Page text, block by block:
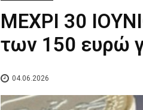
ΜΕΧΡΙ 30
των 150 ευρώ
04.06.2026